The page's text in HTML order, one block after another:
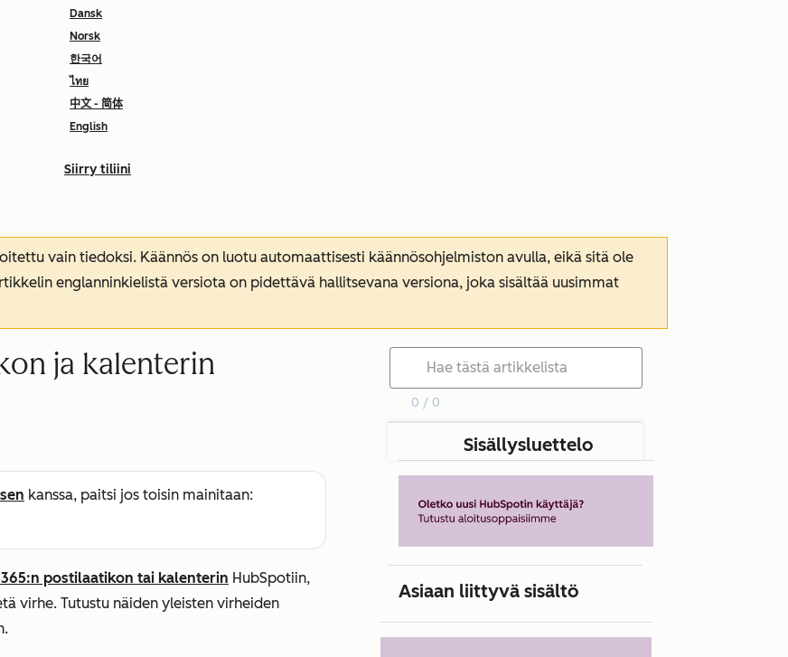
Dansk
Norsk
한국어
ไทย
中文 - 简体
English
Siirry tiliini
vain tiedoksi. Käännös on luotu automaattisesti käännösohjelmiston avulla, eikä sitä ole
englanninkielistä versiota on pidettävä hallitsevana versiona, joka sisältää uusimmat
ja kalenterin
kanssa, paitsi jos toisin mainitaan:
postilaatikon tai kalenterin HubSpotiin,
virhe. Tutustu näiden yleisten virheiden
0 / 0
Sisällysluettelo
Asiaan liittyvä sisältö